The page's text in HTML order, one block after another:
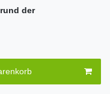
der